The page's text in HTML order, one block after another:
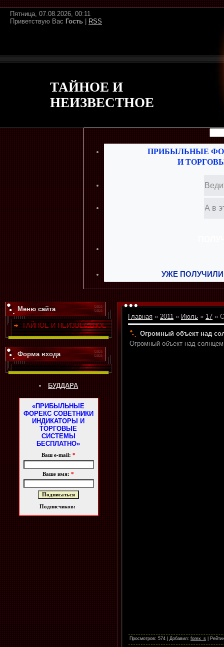
Пятница, 07.08.2026, 00:11
Приветствую Вас Гость RSS
ТАЙНОЕ И
НЕИЗВЕСТНОЕ
ПРИБЫЛЬНЫЕ
И
УЖЕ
Меню сайта
ТАЙНОЕ И НЕИЗВЕСТНОЕ
Форма входа
БУДДАРА
«ПРИБЫЛЬНЫЕ
ФОРЕКС СОВЕТНИКИ
ИНДИКАТОРЫ И
ТОРГОВЫЕ
СИСТЕМЫ
БЕСПЛАТНО»
Ваш e-mail: *
Ваше имя:*
Подписчиков:
Главная » 2011 » Июль » 17 »
Огромный объект над
Огромный объект над
Просмотров: 574 | Добавил: forex_s